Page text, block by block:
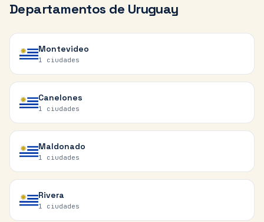
Departamentos de Uruguay
Montevideo
1 ciudades
Canelones
1 ciudades
Maldonado
1 ciudades
Rivera
1 ciudades